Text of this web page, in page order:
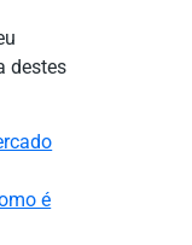
destes
é